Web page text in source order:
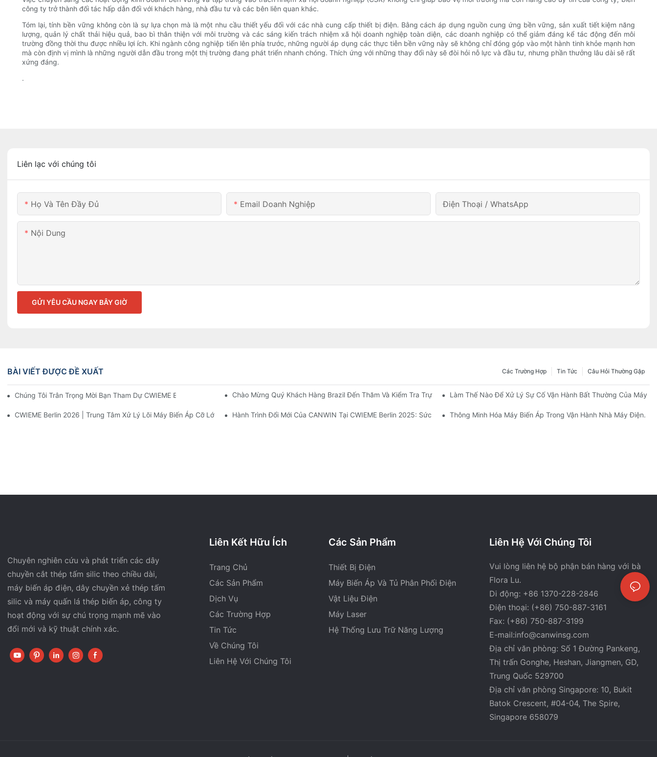
công ty trở thành đối tác hấp dẫn đối với khách hàng, nhà đầu tư và các bên liên quan khác.
Tóm lại, tính bền vững không còn là sự lựa chọn mà là một nhu cầu thiết yếu đối với các nhà cung cấp thiết bị điện. Bằng cách áp dụng nguồn cung ứng bền vững, sản xuất tiết kiệm năng
lượng, quản lý chất thải hiệu quả, bao bì thân thiện với môi trường và các sáng kiến ​​trách nhiệm xã hội doanh nghiệp toàn diện, các doanh nghiệp có thể giảm đáng kể tác động đến môi
trường đồng thời thu được nhiều lợi ích. Khi ngành công nghiệp tiến lên phía trước, những người áp dụng các thực tiễn bền vững này sẽ không chỉ đóng góp vào một hành tinh khỏe mạnh hơn
mà còn định vị mình là những người dẫn đầu trong một thị trường đang phát triển nhanh chóng. Thích ứng với những thay đổi này sẽ đòi hỏi nỗ lực và đầu tư, nhưng phần thưởng lâu dài sẽ rất
xứng đáng.
.
Liên lạc với chúng tôi
Họ Và Tên Đầy Đủ Email Doanh Nghiệp Điện Thoại / WhatsApp
Nội Dung
GỬI YÊU CẦU NGAY BÂY GIỜ
BÀI VIẾT ĐƯỢC ĐỀ XUẤT Câu Hỏi Thường Gặp
Tin Tức
Các Trường Hợp
Chúng Tôi Trân Trọng Mời Bạn Tham Dự CWIEME Berlin 2026 Và Khám Phá Những Cơ Hội Hợp Tác Mới!Chào Mừng Quý Khách Hàng Brazil Đến Thăm Và Kiểm Tra Trực Tiếp Công Ty Chúng Tôi. Nhà Cung Cấp & Nhà Sản Xuất | CANWIN
Làm Thế Nào Để Xử Lý Sự Cố Vận Hành Bất Thường Của Máy
CWIEME Berlin 2026 | Trung Tâm Xử Lý Lõi Máy Biến Áp Cỡ Lớn CANWIN Tỏa Sáng!Hành Trình Đổi Mới Của CANWIN Tại CWIEME Berlin 2025: Sức Mạnh Trung Quốc Thúc Đẩy Tương Lai Ngành Điện
Thông Minh Hóa Máy Biến Áp Trong Vận Hành Nhà Máy Điện.
Chuyên nghiên cứu và phát triển các dây
chuyền cắt thép tấm silic theo chiều dài,
máy biến áp điện, dây chuyền xẻ thép tấm
silic và máy quấn lá thép biến áp, công ty
hoạt động với sự chú trọng mạnh mẽ vào
đổi mới và kỹ thuật chính xác.
Liên Kết Hữu Ích
Trang Chủ
Các Sản Phẩm
Dịch Vụ
Các Trường Hợp
Tin Tức
Về Chúng Tôi
Liên Hệ Với Chúng Tôi
Các Sản Phẩm
Thiết Bị Điện
Máy Biến Áp Và Tủ Phân Phối Điện
Vật Liệu Điện
Máy Laser
Hệ Thống Lưu Trữ Năng Lượng
Liên Hệ Với Chúng Tôi
Vui lòng liên hệ bộ phận bán hàng với bà
Flora Lu.
Di động: +86 1370-228-2846
Điện thoại: (+86) 750-887-3161
Fax: (+86) 750-887-3199
E-mail:info@canwinsg.com
Địa chỉ văn phòng: Số 1 Đường Pankeng,
Thị trấn Gonghe, Heshan, Jiangmen, GD,
Trung Quốc 529700
Địa chỉ văn phòng Singapore: 10, Bukit
Batok Crescent, #04-04, The Spire,
Singapore 658079